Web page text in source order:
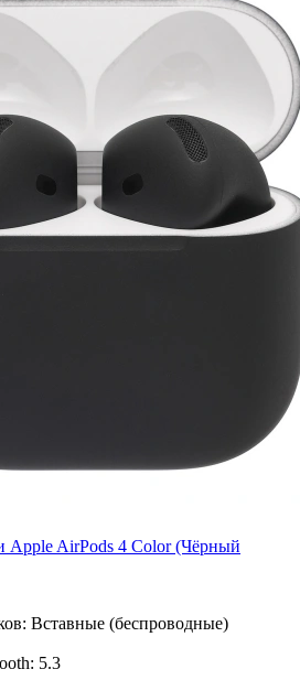
Apple AirPods 4 Color (Чёрный
Вставные (беспроводные)
5.3